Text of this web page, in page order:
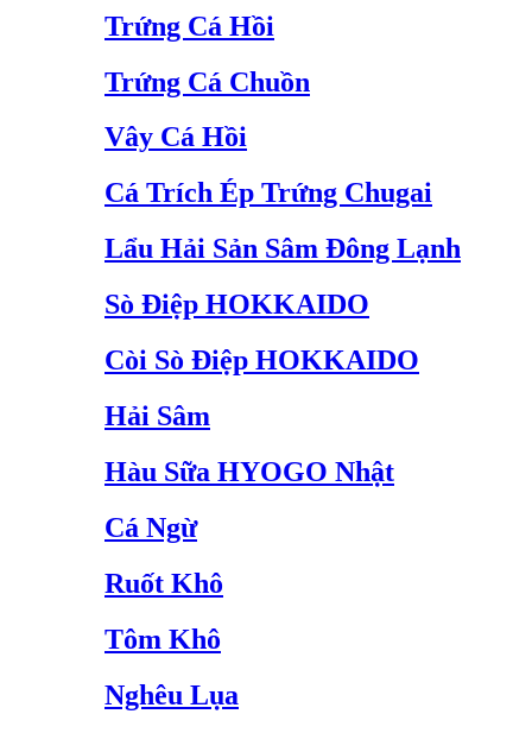
Trứng Cá Hồi
Trứng Cá Chuồn
Vây Cá Hồi
Cá Trích Ép Trứng Chugai
Lẩu Hải Sản Sâm Đông Lạnh
Sò Điệp HOKKAIDO
Còi Sò Điệp HOKKAIDO
Hải Sâm
Hàu Sữa HYOGO Nhật
Cá Ngừ
Ruốt Khô
Tôm Khô
Nghêu Lụa